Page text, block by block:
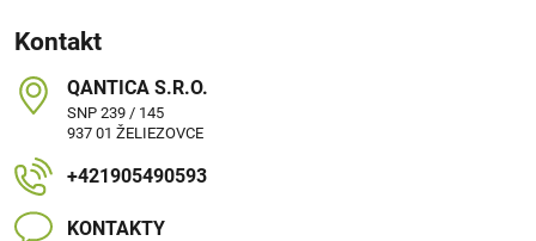
Kontakt
QANTICA S​.R​.O​.
SNP 239 / 145
937 01 ŽELIEZOVCE
+421905490593
KONTAKTY